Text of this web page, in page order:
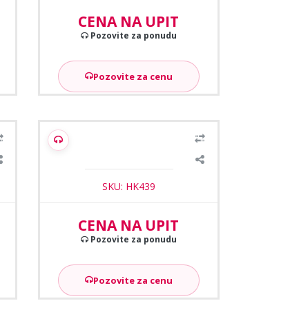
CENA NA UPIT
Pozovite za ponudu
Pozovite za cenu
HikVision DS-K1107AEK Wiegand
SKU: HK439
CENA NA UPIT
Pozovite za ponudu
Pozovite za cenu